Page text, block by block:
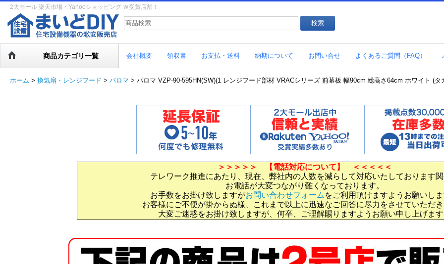
2大モール 楽天市場・Yahooショッピング Ｗ受賞店舗！
商品カテゴリ一覧 会社概要 領収書 お支払・送料 納期について お問い合せ よくあるご質問（FAQ）
ホーム > 換気扇・レンジフード > パロマ > パロマ VZP-90-595HN(SW)(1 レンジフード部材 VRACシリーズ 前幕板 幅90cm 総高さ64cm ホワイト (タ
＞＞＞＞＞ 【電話対応について】 ＜＜＜＜＜
テレワーク推進にあたり、現在、弊社内の人数を減らして対応いたしております
お電話が大変つながり難くなっております。
お手数をお掛け致しますがお問い合わせフォーム をご利用頂けますようお願いしま
お客様にご不便が掛からぬ様、これまで以上に迅速なご回答に尽力をさせていただき
大変ご迷惑をお掛け致しますが、何卒、ご理解賜りますようお願い申し上げます